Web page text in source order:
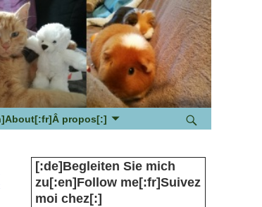
propos[:]
[:de]Begleiten Sie mich
zu[:en]Follow me[:fr]Suivez
moi chez[:]